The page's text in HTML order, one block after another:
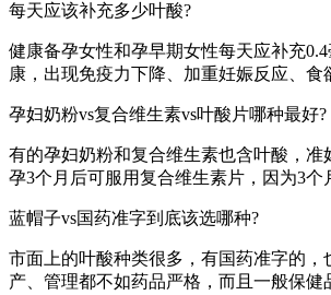
每天应该补充多少叶酸?
健康备孕女性和孕早期女性每天应补充
康，出现免疫力下降、加重妊娠反应、食
孕妇奶粉vs复合维生素vs叶酸片哪种最好?
有的孕妇奶粉和复合维生素也含叶酸，
孕3个月后可服用复合维生素片，因为3个
蓝帽子vs国药准字到底该选哪种?
市面上的叶酸种类很多，有国药准字的
产、管理都不如药品严格，而且一般保